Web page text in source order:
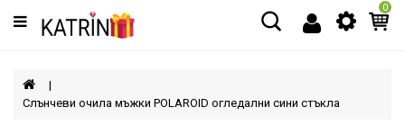
Категории
МЪЖЕ
0
Слънчеви очила мъжки POLAROID огледални сини стъкла